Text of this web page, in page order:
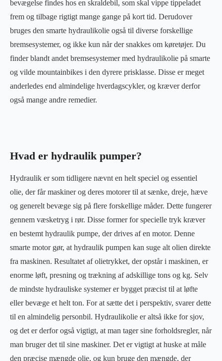
bevægelse findes hos en skraldebil, som skal vippe tippeladet
frem og tilbage rigtigt mange gange på kort tid. Derudover
bruges den smarte hydraulikolie også til diverse forskellige
bremsesystemer, og ikke kun når der snakkes om køretøjer. Du
finder blandt andet bremsesystemer med hydraulikolie på smarte
og vilde mountainbikes i den dyrere prisklasse. Disse er meget
anderledes end almindelige hverdagscykler, og kræver derfor
også mange andre remedier.
Hvad er hydraulik pumper?
Hydraulik er som tidligere nævnt en helt speciel og essentiel
olie, der får maskiner og deres motorer til at sænke, dreje, hæve
og generelt bevæge sig på flere forskellige måder. Dette fungerer
gennem væsketryg i rør. Disse former for specielle tryk kræver
en bestemt hydraulik pumpe, der drives af en motor. Denne
smarte motor gør, at hydraulik pumpen kan suge alt olien direkte
fra maskinen. Resultatet af olietrykket, der opstår i maskinen, er
enorme løft, presning og trækning af adskillige tons og kg. Selv
de mindste hydrauliske systemer er bygget præcist til at løfte
eller bevæge et helt ton. For at sætte det i perspektiv, svarer dette
til en almindelig personbil. Hydraulikolie er altså ikke for sjov,
og det er derfor også vigtigt, at man tager sine forholdsregler, når
man bruger det til sine maskiner. Det er vigtigt at huske at måle
den præcise mængde olie, og kun bruge den mængde, der